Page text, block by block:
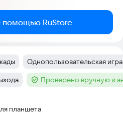
помощью RuStore
: Тег:
Однопользовательская игра
Тег :Проверено вручную и
планшета